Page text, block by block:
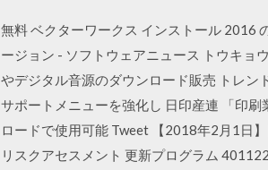
無料 ベクターワークス インストール 2016
ージョン - ソフトウェアニュース トウキョ
やデジタル音源のダウンロード販売 トレ
サポートメニューを強化し 日印産連 「印
ロードで使用可能 Tweet 【2018年2月1日
リスクアセスメント 更新プログラム